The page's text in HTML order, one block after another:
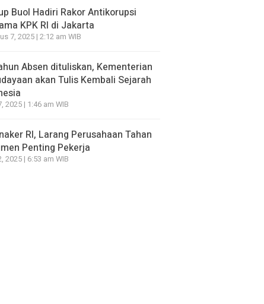
Buol Hadiri Rakor Antikorupsi
KPK RI di Jakarta
7, 2025 | 2:12 am WIB
Absen dituliskan, Kementerian
akan Tulis Kembali Sejarah
2025 | 1:46 am WIB
RI, Larang Perusahaan Tahan
Penting Pekerja
2025 | 6:53 am WIB